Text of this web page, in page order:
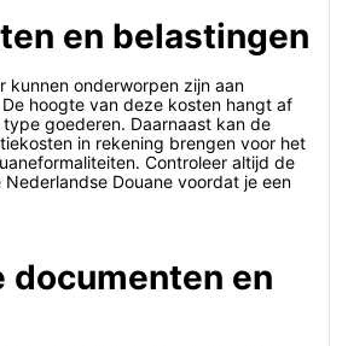
en belastingen
kunnen onderworpen zijn aan
hoogte van deze kosten hangt af
goederen. Daarnaast kan de
in rekening brengen voor het
Controleer altijd de
Douane voordat je een
documenten en